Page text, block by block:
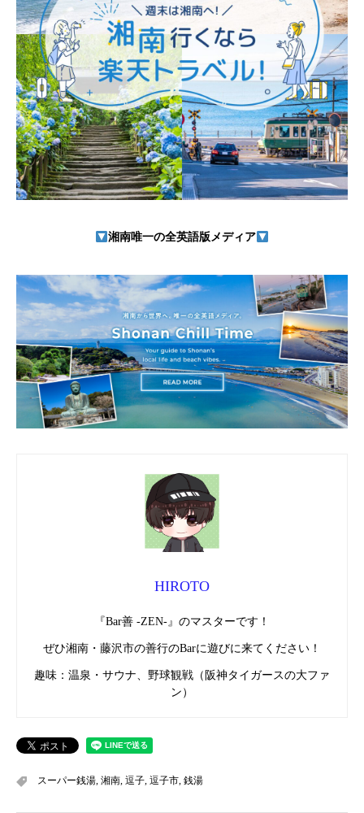
湘南唯一の全英語版メディア
HIROTO
『Bar善 -ZEN-』のマスターです！
ぜひ湘南・藤沢市の善行のBarに遊びに来てください！
趣味：温泉・サウナ、野球観戦（阪神タイガースの大ファ
ン）
スーパー銭湯, 湘南, 逗子, 逗子市, 銭湯